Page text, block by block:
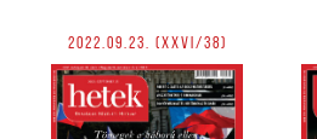
2022.09.23. (XXVI/38)